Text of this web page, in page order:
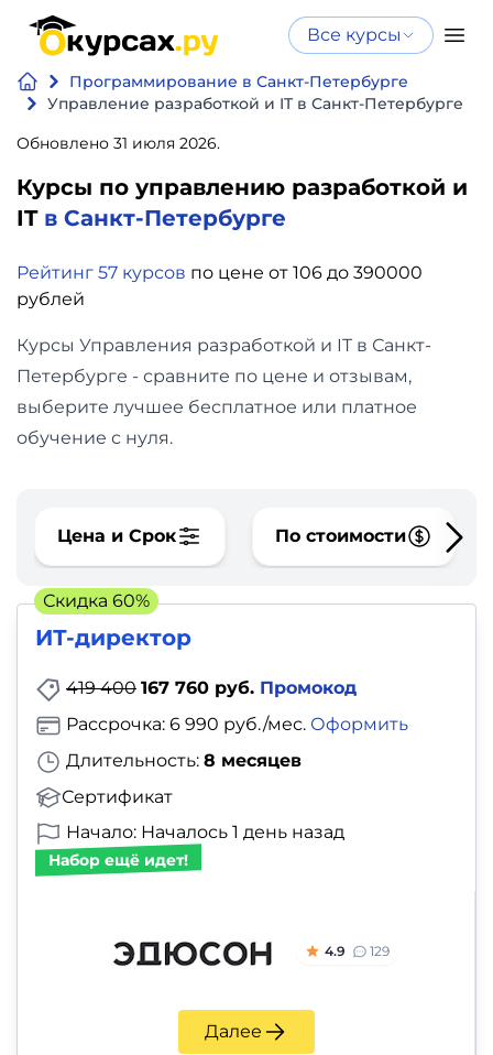
Все курсы
Программирование в Санкт-Петербурге
Управление разработкой и IT в Санкт-Петербурге
Обновлено 31 июля 2026.
Курсы по управлению разработкой и
IT в Санкт-Петербурге
Рейтинг 57 курсов по цене от 106 до 390000
рублей
Курсы Управления разработкой и IT в Санкт-
Петербурге - сравните по цене и отзывам,
выберите лучшее бесплатное или платное
обучение с нуля.
Цена и Срок По стоимости
ИТ-директор
419 400 167 760 руб. Промокод
Длительность: 8 месяцев
Сертификат
Рассрочка: 6 990 руб./мес. Оформить
Начало: Началось 1 день назад
Набор ещё идет!
4.9 129
Далее
Скидка 60%
Нейросеть
и ИИ
Бизнес
финансы
Дизайн
Аналитика
аудио
Маркетинг
Иностранный
язык
Для
детей
Красота,
здоровье,
Психология
саморазвитие
Нейросеть и ИИ
интеллекту
Курсы по нейросетям